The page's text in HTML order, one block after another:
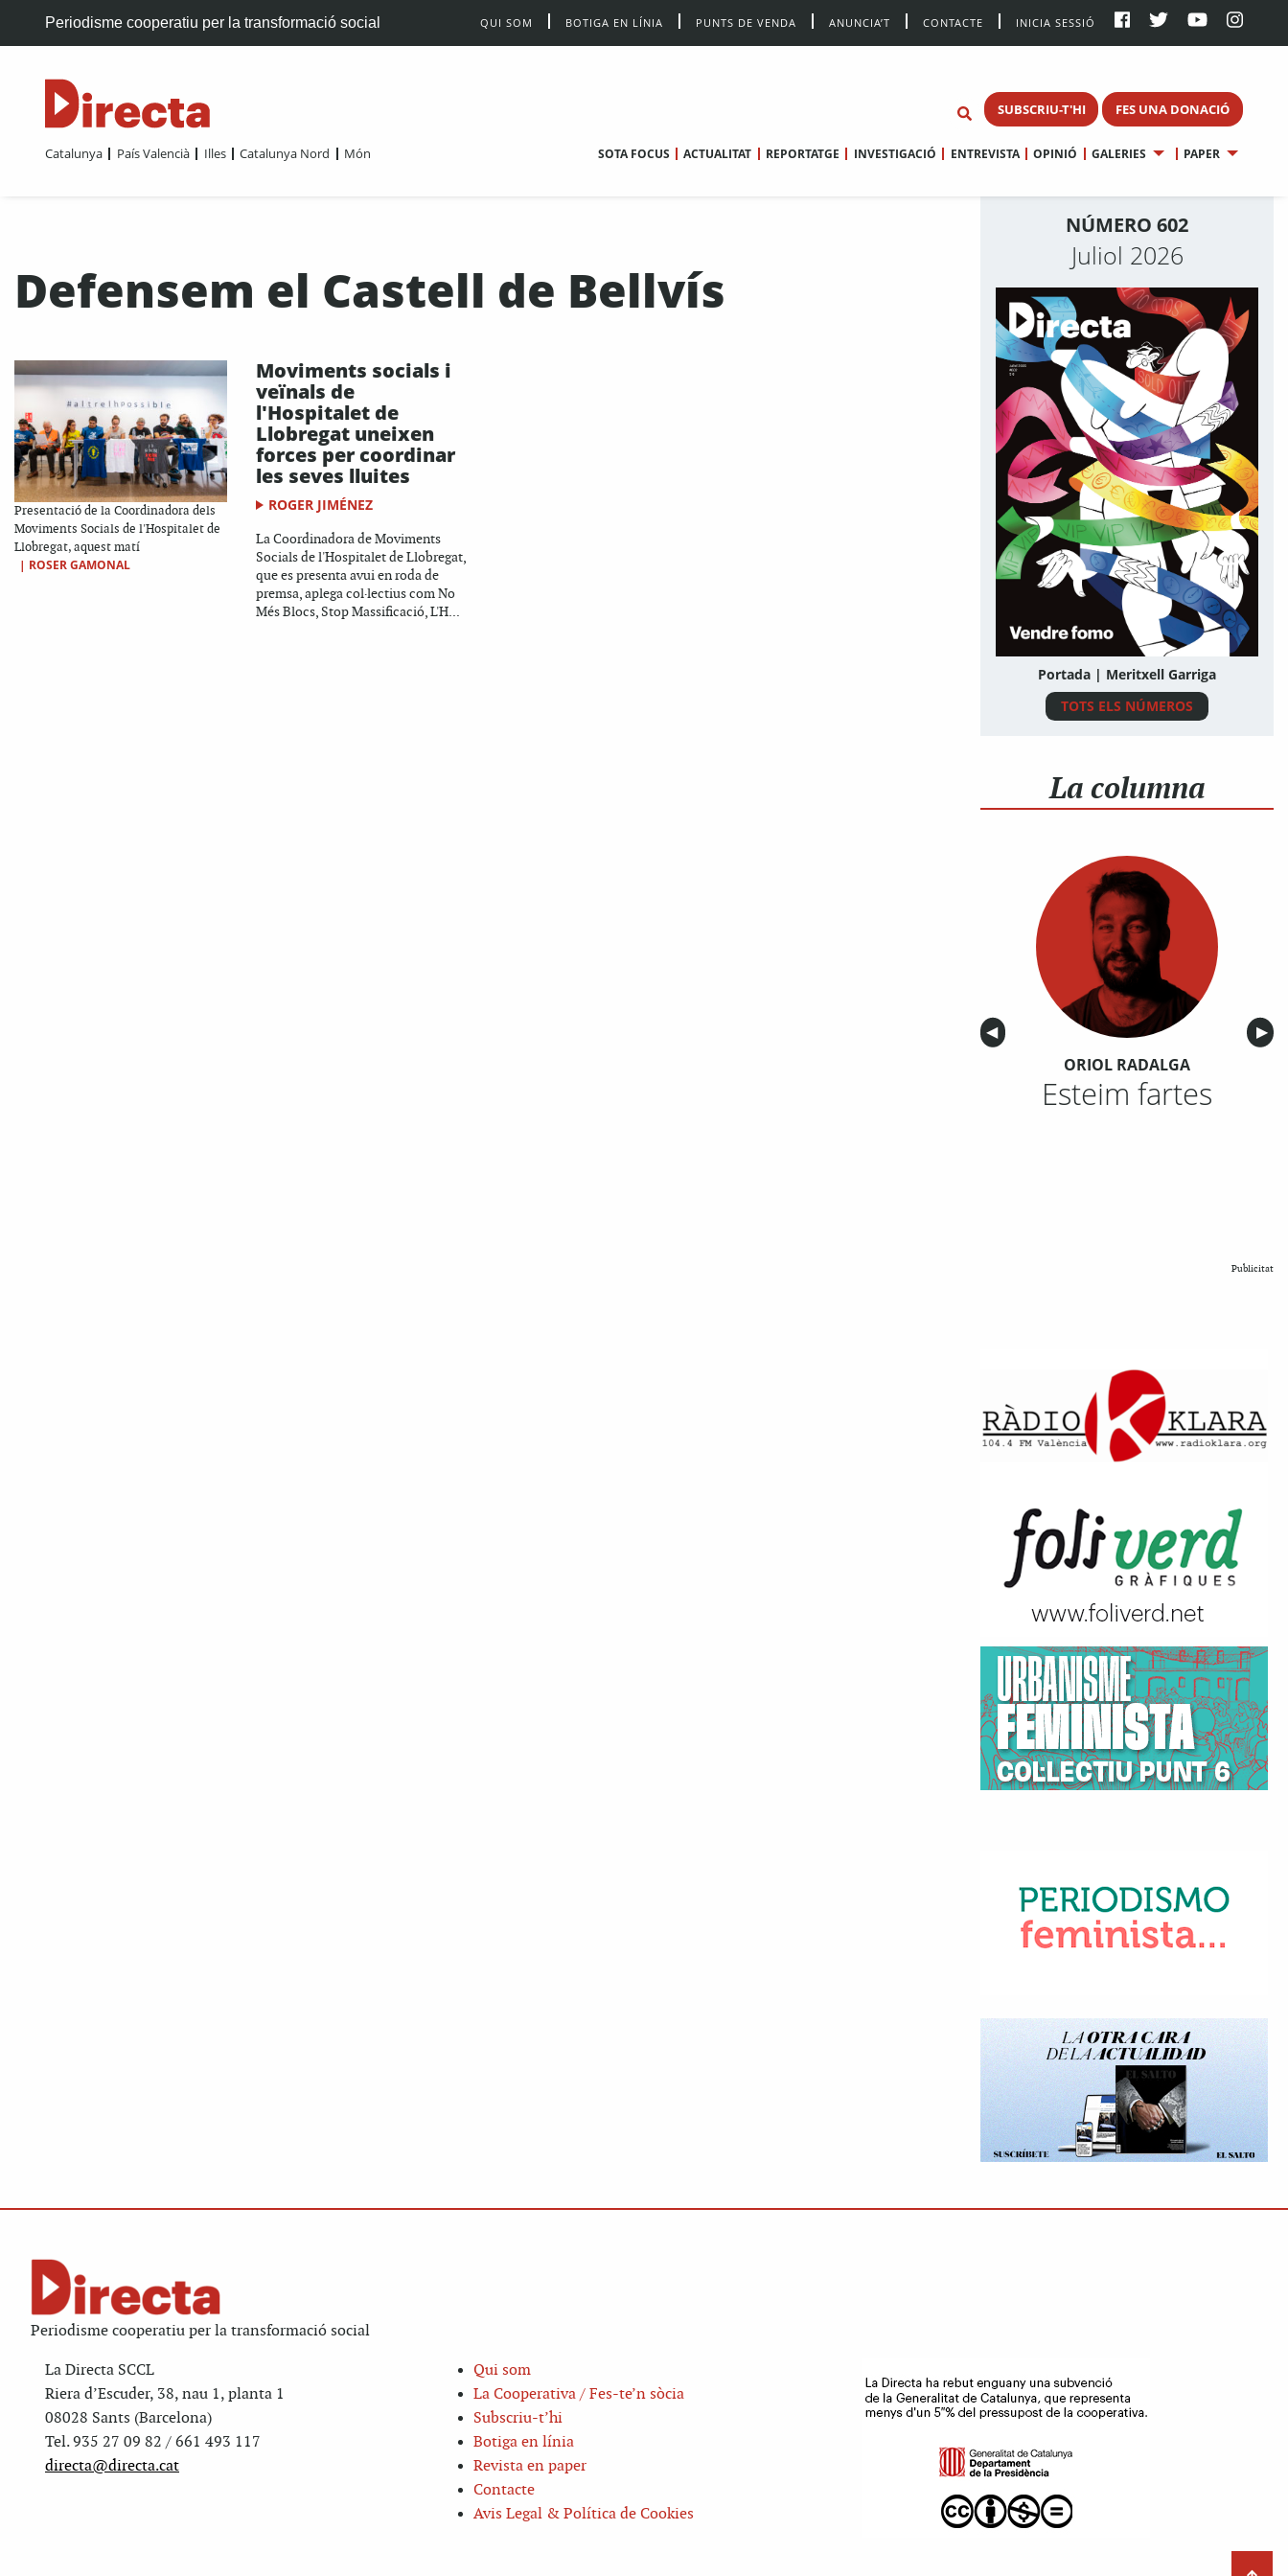
Periodisme cooperatiu per la transformació social QUI SOM BOTIGA EN LÍNIA PUNTS DE VENDA ANUNCIA’T CONTACTE INICIA SESSIÓ
SUBSCRIU-T'HI FES UNA DONACIÓ
Catalunya País Valencià Illes Catalunya Nord Món SOTA FOCUS ACTUALITAT REPORTATGE INVESTIGACIÓ ENTREVISTA OPINIÓ GALERIES PAPER
Defensem el Castell de Bellvís
Presentació de la Coordinadora dels
Moviments Socials de l'Hospitalet de
Llobregat, aquest matí
| ROSER GAMONAL
Moviments socials i
veïnals de
l'Hospitalet de
Llobregat uneixen
forces per coordinar
les seves lluites
ROGER JIMÉNEZ
La Coordinadora de Moviments
Socials de l'Hospitalet de Llobregat,
que es presenta avui en roda de
premsa, aplega col·lectius com No
Més Blocs, Stop Massificació, L'H...
NÚMERO 602
Juliol 2026
Portada | Meritxell Garriga
TOTS ELS NÚMEROS
La columna
Anterior
◀︎ ▶︎
ORIOL RADALGA
Esteim fartes
Publicitat
Periodisme cooperatiu per la transformació social
La Directa SCCL
Riera d’Escuder, 38, nau 1, planta 1
08028 Sants (Barcelona)
Tel. 935 27 09 82 / 661 493 117
directa@directa.cat
Qui som
La Cooperativa / Fes-te’n sòcia
Subscriu-t’hi
Botiga en línia
Revista en paper
Contacte
Avis Legal & Política de Cookies